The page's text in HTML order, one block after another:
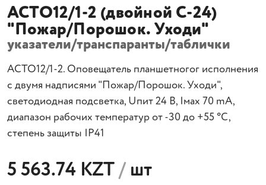
АСТО12/1-2 (двойной С-24)
"Пожар/Порошок. Уходи"
указатели/транспаранты/таблички
АСТО12/1-2. Оповещатель планшетногог исполнения
с двумя надписями "Пожар/Порошок. Уходи",
светодиодная подсветка, Uпит 24 В, Iмах 70 mA,
диапазон рабочих температур от -30 до +55 °С,
степень защиты IP41
5 563.74 KZT/шт